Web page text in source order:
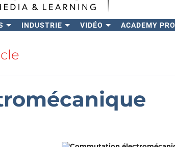
INDUSTRIE VIDÉO ACADEMY PRO